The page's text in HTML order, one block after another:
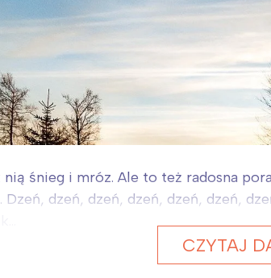
nią śnieg i mróz. Ale to też radosna
dzeń, dzeń, dzeń, dzeń, dzeń,
CZYTAJ